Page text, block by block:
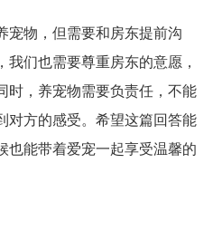
宠物，但需要和房东提前沟
们也需要尊重房东的意愿，
时，养宠物需要负责任，不能
对方的感受。希望这篇回答能
也能带着爱宠一起享受温馨的